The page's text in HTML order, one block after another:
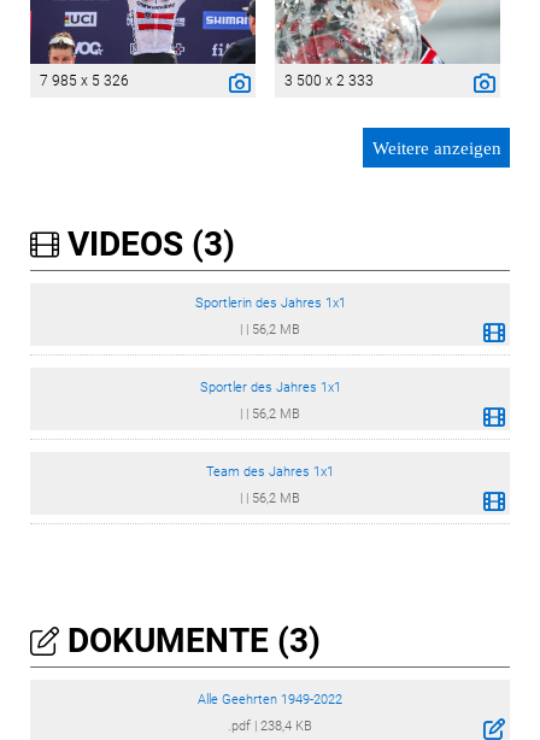
7 985 x 5 326 3 500 x 2 333
Weitere anzeigen
VIDEOS (3)
Sportlerin des Jahres 1x1
56,2 MB
Sportler des Jahres 1x1
56,2 MB
Team des Jahres 1x1
56,2 MB
DOKUMENTE (3)
Alle Geehrten 1949-2022
.pdf
238,4 KB